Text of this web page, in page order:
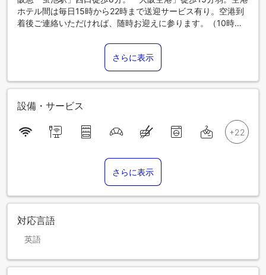
ホテル間は毎日15時から22時まで送迎サービス有り。空港到
着後ご連絡いただければ、随時お迎えに参ります。（10時か
さらに表示
設備・サービス
さらに表示
対応言語
英語